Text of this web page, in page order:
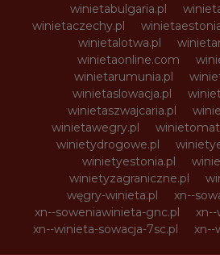
winietabulgaria.pl
winietaczechy.pl
winietalotwa.pl
winietaonline.com
winietarumunia.pl
winietaslowacja.pl
winietaszwajcaria.pl
winietawegry.pl
winietydrogowe.pl
winietyestonia.pl
winietyzagraniczne.pl
węgry-winieta.pl
xn--
xn--soweniawinieta-gnc.pl
xn--winieta-sowacja-7sc.pl
xn--